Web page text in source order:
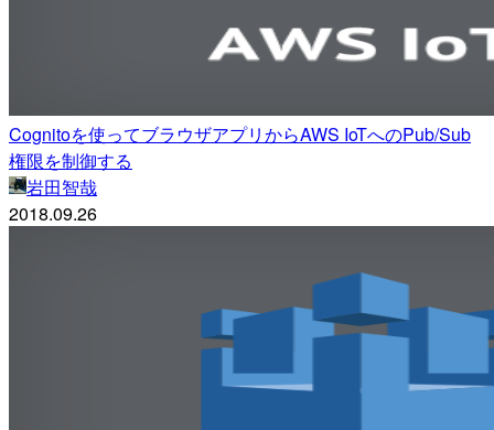
Cognitoを使ってブラウザアプリからAWS IoTへのPub/Sub
権限を制御する
岩田智哉
2018.09.26